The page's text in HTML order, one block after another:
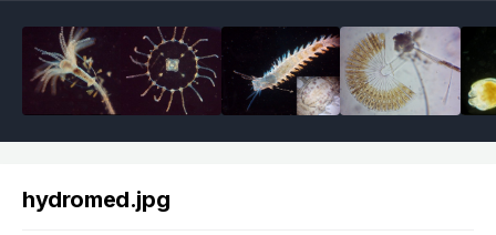
hydromed.jpg